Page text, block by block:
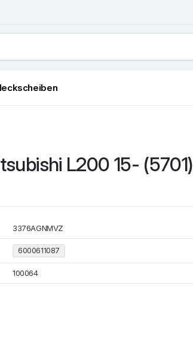
L200 15- (5701)
3376AGNMVZ
6000611087
100064